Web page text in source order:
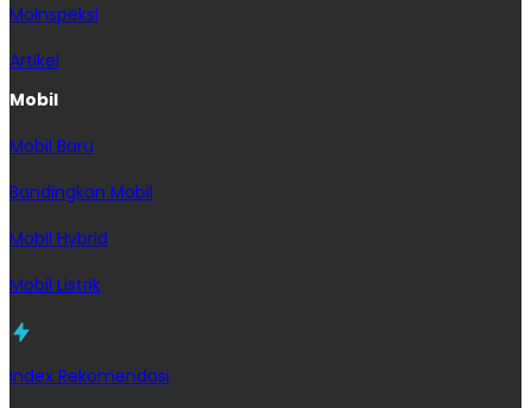
MoInspeksi
Artikel
Mobil
Mobil Baru
Bandingkan Mobil
Mobil Hybrid
Mobil Listrik
Index Rekomendasi